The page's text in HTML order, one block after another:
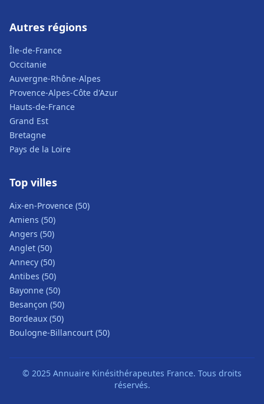
Autres régions
Île-de-France
Occitanie
Auvergne-Rhône-Alpes
Provence-Alpes-Côte d'Azur
Hauts-de-France
Grand Est
Bretagne
Pays de la Loire
Top villes
Aix-en-Provence (50)
Amiens (50)
Angers (50)
Anglet (50)
Annecy (50)
Antibes (50)
Bayonne (50)
Besançon (50)
Bordeaux (50)
Boulogne-Billancourt (50)
© 2025 Annuaire Kinésithérapeutes France. Tous droits
réservés.